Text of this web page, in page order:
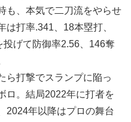
も、本気で二刀流をやらせ
は打率.341、18本塁打、
げて防御率2.56、146奪
ら打撃でスランプに陥っ
ロ。結局2022年に打者を
2024年以降はプロの舞台